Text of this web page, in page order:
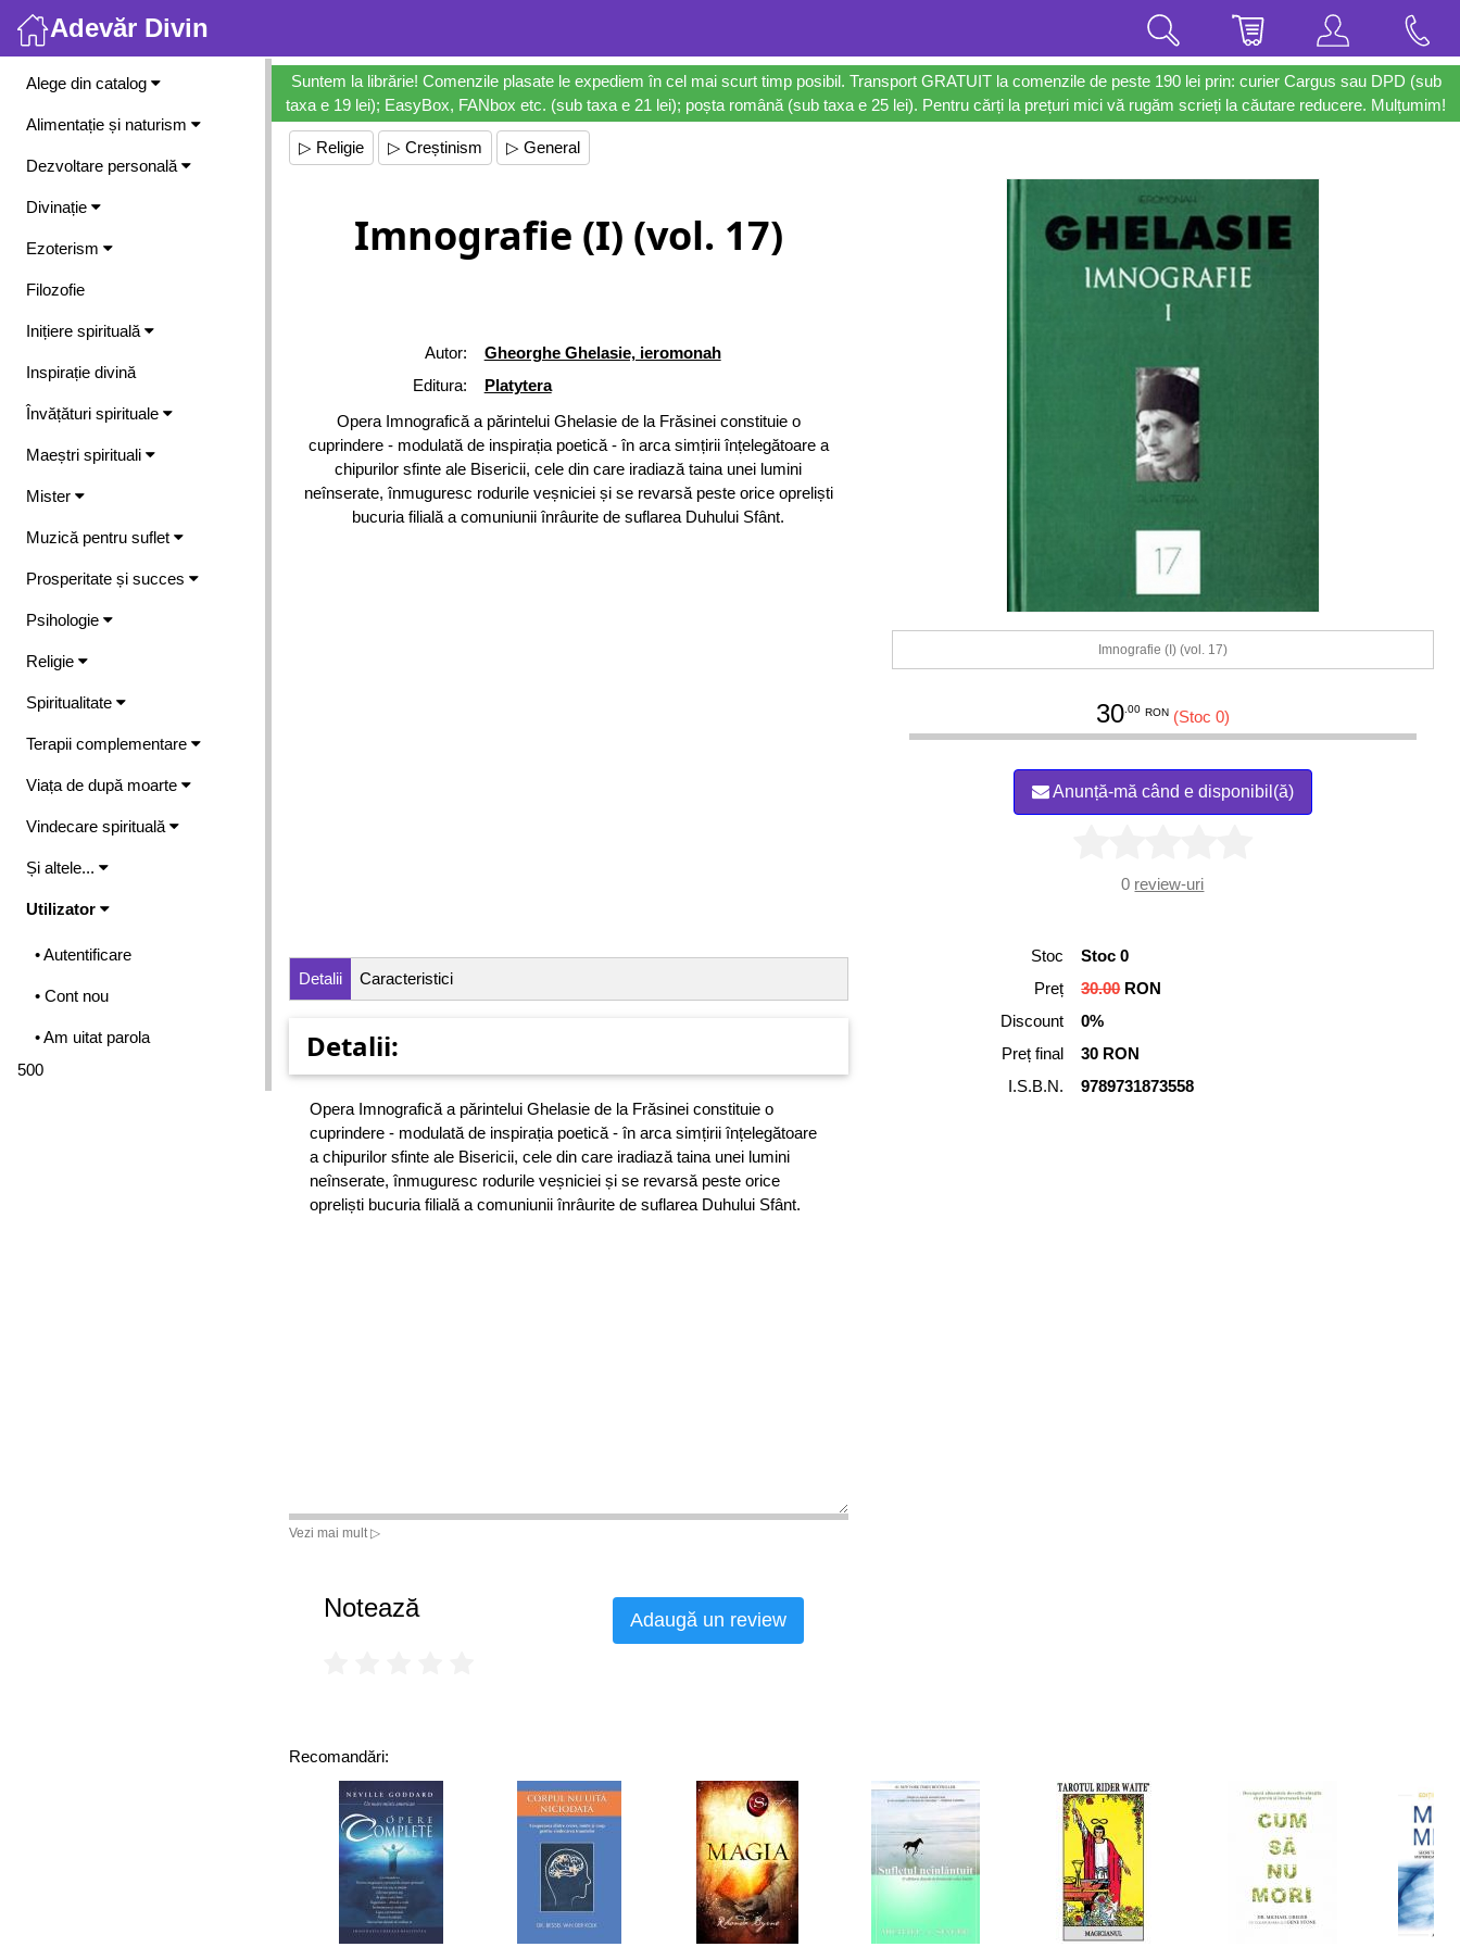
Adevăr Divin
Meniu
Alege din catalog
Alimentație și naturism
Dezvoltare personală
Divinație
Ezoterism
Filozofie
Inițiere spirituală
Inspirație divină
Învățături spirituale
Maeștri spirituali
Mister
Muzică pentru suflet
Prosperitate și succes
Psihologie
Religie
Spiritualitate
Terapii complementare
Viața de după moarte
Vindecare spirituală
Și altele...
Utilizator
• Autentificare
• Cont nou
• Am uitat parola
500
Suntem la librărie! Comenzile plasate le expediem în cel mai scurt timp posibil. Transport GRATUIT la comenzile de peste 190 lei prin: curier Cargus sau DPD (sub
taxa e 19 lei); EasyBox, FANbox etc. (sub taxa e 21 lei); poșta română (sub taxa e 25 lei). Pentru cărți la prețuri mici vă rugăm scrieți la căutare reducere. Mulțumim!
▷ Religie ▷ Creștinism ▷ General
Imnografie (I) (vol. 17)
Autor:
Gheorghe Ghelasie, ieromonah
Editura:
Platytera
Opera Imnografică a părintelui Ghelasie de la Frăsinei constituie o
cuprindere - modulată de inspirația poetică - în arca simțirii înțelegătoare a
chipurilor sfinte ale Bisericii, cele din care iradiază taina unei lumini
neînserate, înmuguresc rodurile veșniciei și se revarsă peste orice opreliști
bucuria filială a comuniunii înrâurite de suflarea Duhului Sfânt.
Imnografie (I) (vol. 17)
30.00 RON (Stoc 0)
Anunță-mă când e disponibil(ă)
0 review-uri
Detalii Caracteristici
Detalii:
Opera Imnografică a părintelui Ghelasie de la Frăsinei constituie o
cuprindere - modulată de inspirația poetică - în arca simțirii înțelegătoare
a chipurilor sfinte ale Bisericii, cele din care iradiază taina unei lumini
neînserate, înmuguresc rodurile veșniciei și se revarsă peste orice
opreliști bucuria filială a comuniunii înrâurite de suflarea Duhului Sfânt.
Vezi mai mult ▷
Stoc
Stoc 0
Preț
30.00RON
Discount
0%
Preț final
30 RON
I.S.B.N.
9789731873558
Notează Adaugă un review
Recomandări: